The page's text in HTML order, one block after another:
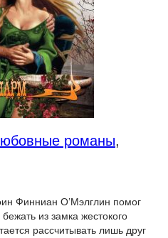
романы,
Финниан О’Мэлглин помог
из замка жестокого
рассчитывать лишь друг